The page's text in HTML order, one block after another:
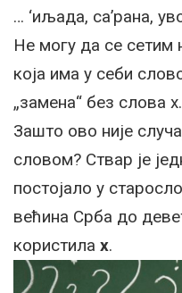
… ‘иљада, са’рана,
Не могу да се сетим
која има у себи
„замена“ без слова
Зашто ово није
словом? Ствар је
постојало у
већина Срба до
користила х.